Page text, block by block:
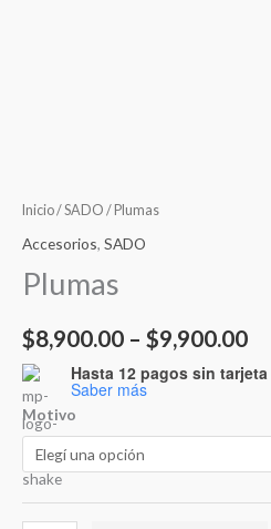
Inicio/SADO / Plumas
Accesorios, SADO
Plumas
$8,900.00 – $9,900.00
Hasta 12 pagos sin tarjeta
Saber más
Motivo